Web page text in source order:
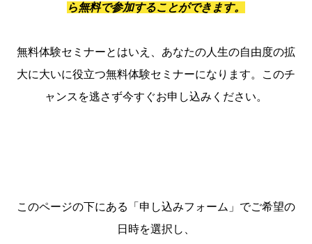
ら無料で参加することができます。
無料体験セミナーとはいえ、あなたの人生の自由度の拡
大に大いに役立つ無料体験セミナーになります。このチ
ャンスを逃さず今すぐお申し込みください。
このページの下にある「申し込みフォーム」でご希望の
日時を選択し、